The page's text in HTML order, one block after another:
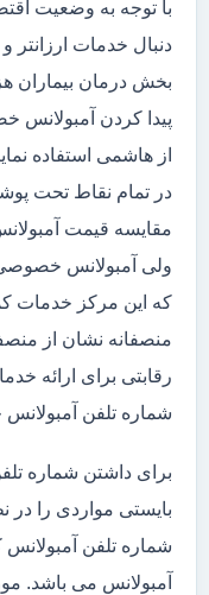
با توجه به وضعیت
دنبال خدمات
بخش درمان بیماران
پیدا کردن آمبولانس
از هاشمی استفاده
در تمام نقاط تحت
مقایسه قیمت
ولی آمبولانس
که این مرکز خدمات
منصفانه نشان از
رقابتی برای ارائه
شماره تلفن
برای داشتن شماره
بایستی مواردی را در
شماره تلفن
آمبولانس می باشد.